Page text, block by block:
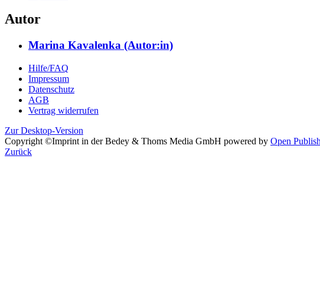
Autor
Marina Kavalenka (Autor:in)
Hilfe/FAQ
Impressum
Datenschutz
AGB
Vertrag widerrufen
Zur Desktop-Version
Copyright ©Imprint in der Bedey & Thoms Media GmbH powered by Open
Zurück